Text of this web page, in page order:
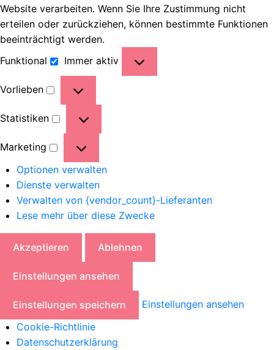
Website verarbeiten. Wenn Sie Ihre Zustimmung nicht
erteilen oder zurückziehen, können bestimmte Funktionen
beeinträchtigt werden.
Funktional
Immer aktiv
Vorlieben
Statistiken
Marketing
Optionen verwalten
Dienste verwalten
Verwalten von {vendor_count}-Lieferanten
Lese mehr über diese Zwecke
Akzeptieren Ablehnen
Einstellungen ansehen
Einstellungen speichern
Einstellungen ansehen
Cookie-Richtlinie
Datenschutzerklärung